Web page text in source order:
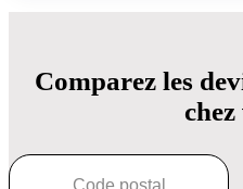
Comparez les
chez